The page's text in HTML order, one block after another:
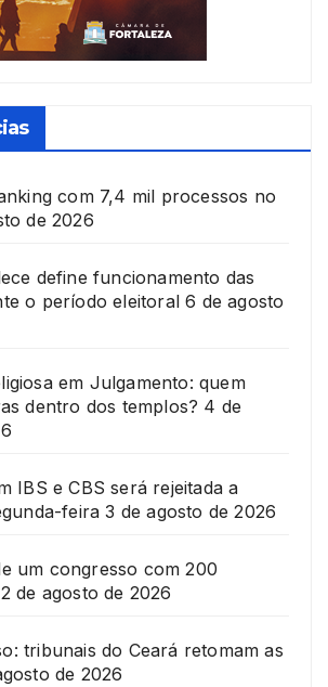
com 7,4 mil processos no
de 2026
define funcionamento das
o período eleitoral 6 de agosto
em Julgamento: quem
dentro dos templos? 4 de
IBS e CBS será rejeitada a
feira 3 de agosto de 2026
um congresso com 200
2 de agosto de 2026
tribunais do Ceará retomam as
de 2026